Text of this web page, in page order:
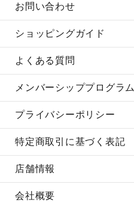
お問い合わせ
ショッピングガイド
よくある質問
メンバーシッププログラム
プライバシーポリシー
特定商取引に基づく表記
店舗情報
会社概要